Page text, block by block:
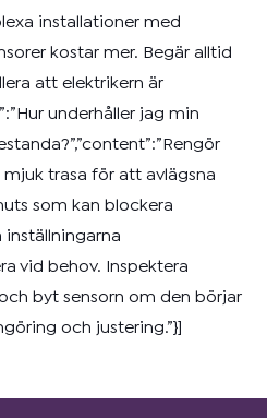
installationer med
kostar mer. Begär alltid
att elektrikern är
underhåller jag min
trasa för att avlägsna
som kan blockera
inställningarna
vid behov. Inspektera
byt sensorn om den börjar
och justering.”}]